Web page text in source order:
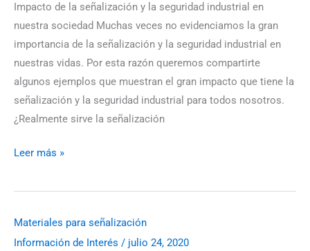
Impacto de la señalización y la seguridad industrial en
nuestra sociedad Muchas veces no evidenciamos la gran
importancia de la señalización y la seguridad industrial en
nuestras vidas. Por esta razón queremos compartirte
algunos ejemplos que muestran el gran impacto que tiene la
señalización y la seguridad industrial para todos nosotros.
¿Realmente sirve la señalización
señalización
industrial
Leer más »
Materiales para señalización
Información de Interés / julio 24, 2020
Materiales
para